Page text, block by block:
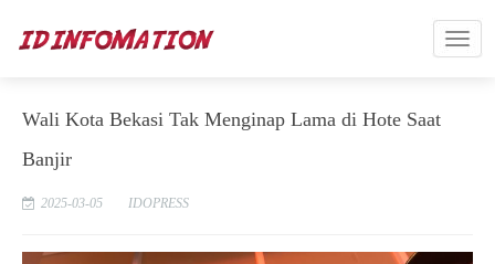
Wali Kota Bekasi Tak Menginap Lama di Hote Saat
Banjir
2025-03-05 IDOPRESS